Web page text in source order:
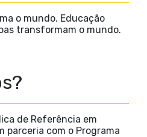
o mundo. Educação
transformam o mundo.
de Referência em
parceria com o Programa